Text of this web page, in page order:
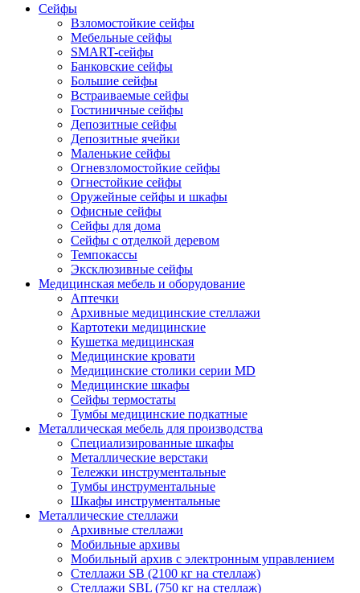
Сейфы
Взломостойкие сейфы
Мебельные сейфы
SMART-сейфы
Банковские сейфы
Большие сейфы
Встраиваемые сейфы
Гостиничные сейфы
Депозитные сейфы
Депозитные ячейки
Маленькие сейфы
Огневзломостойкие сейфы
Огнестойкие сейфы
Оружейные сейфы и шкафы
Офисные сейфы
Сейфы для дома
Сейфы с отделкой деревом
Темпокассы
Эксклюзивные сейфы
Медицинская мебель и оборудование
Аптечки
Архивные медицинские стеллажи
Картотеки медицинские
Кушетка медицинская
Медицинские кровати
Медицинские столики серии MD
Медицинские шкафы
Сейфы термостаты
Тумбы медицинские подкатные
Металлическая мебель для производства
Cпециализированные шкафы
Металлические верстаки
Тележки инструментальные
Тумбы инструментальные
Шкафы инструментальные
Металлические стеллажи
Архивные стеллажи
Мобильные архивы
Мобильный архив с электронным управлением
Стеллажи SB (2100 кг на стеллаж)
Стеллажи SBL (750 кг на стеллаж)